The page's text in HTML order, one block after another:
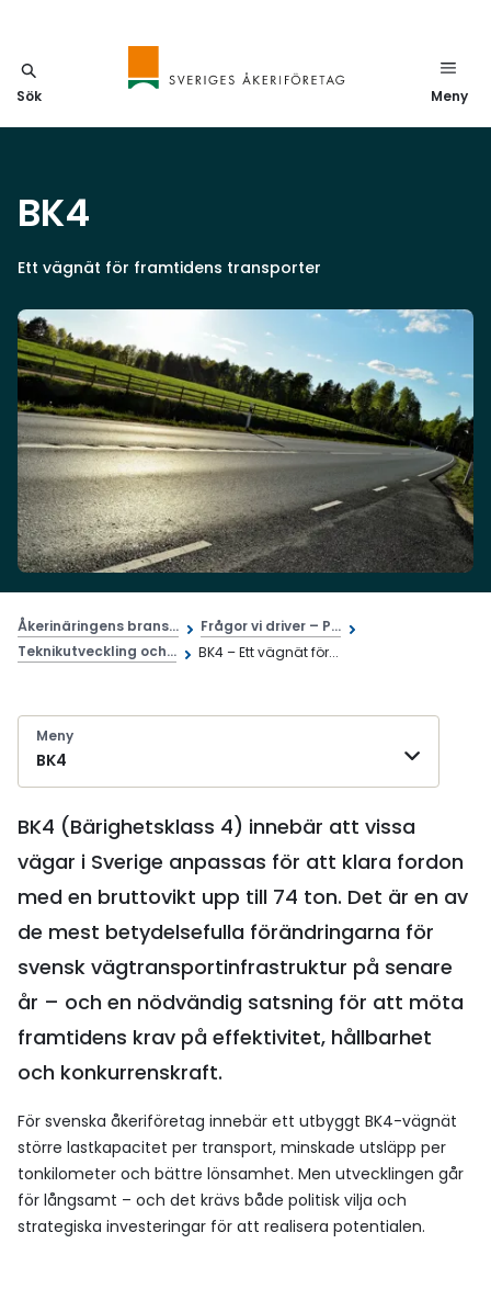
Sök Meny
BK4
Ett vägnät för framtidens transporter
Åkerinäringens brans...
Frågor vi driver – P...
Teknikutveckling och...
BK4 – Ett vägnät för...
Meny
BK4
BK4 (Bärighetsklass 4) innebär att vissa
vägar i Sverige anpassas för att klara fordon
med en bruttovikt upp till 74 ton. Det är en av
de mest betydelsefulla förändringarna för
svensk vägtransportinfrastruktur på senare
år – och en nödvändig satsning för att möta
framtidens krav på effektivitet, hållbarhet
och konkurrenskraft.
För svenska åkeriföretag innebär ett utbyggt BK4-vägnät
större lastkapacitet per transport, minskade utsläpp per
tonkilometer och bättre lönsamhet. Men utvecklingen går
för långsamt – och det krävs både politisk vilja och
strategiska investeringar för att realisera potentialen.